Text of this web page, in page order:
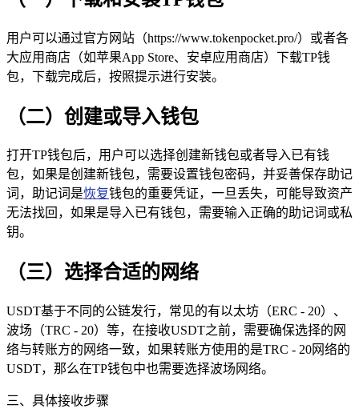
用户可以通过官方网站（https://www.tokenpocket.pro/）或者各
大应用商店（如苹果App Store、安卓应用商店）下载TP钱
包，下载完成后，按照提示进行安装。
（二）创建或导入钱包
打开TP钱包后，用户可以选择创建新钱包或者导入已有钱
包，如果是创建新钱包，需要设置钱包密码，并妥善保存助记
词，助记词是恢复钱包的重要凭证，一旦丢失，可能导致资产
无法找回，如果是导入已有钱包，需要输入正确的助记词或私
钥。
（三）选择合适的网络
USDT基于不同的公链发行，常见的有以太坊（ERC - 20）、
波场（TRC - 20）等，在接收USDT之前，需要确保选择的网
络与转账方的网络一致，如果转账方使用的是TRC - 20网络的
USDT，那么在TP钱包中也需要选择波场网络。
三、具体接收步骤